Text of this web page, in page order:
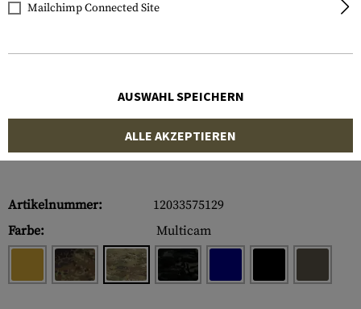
Artikelnummer:
12033575129
Farbe:
Multicam
Mailchimp Connected Site
AUSWAHL SPEICHERN
ALLE AKZEPTIEREN